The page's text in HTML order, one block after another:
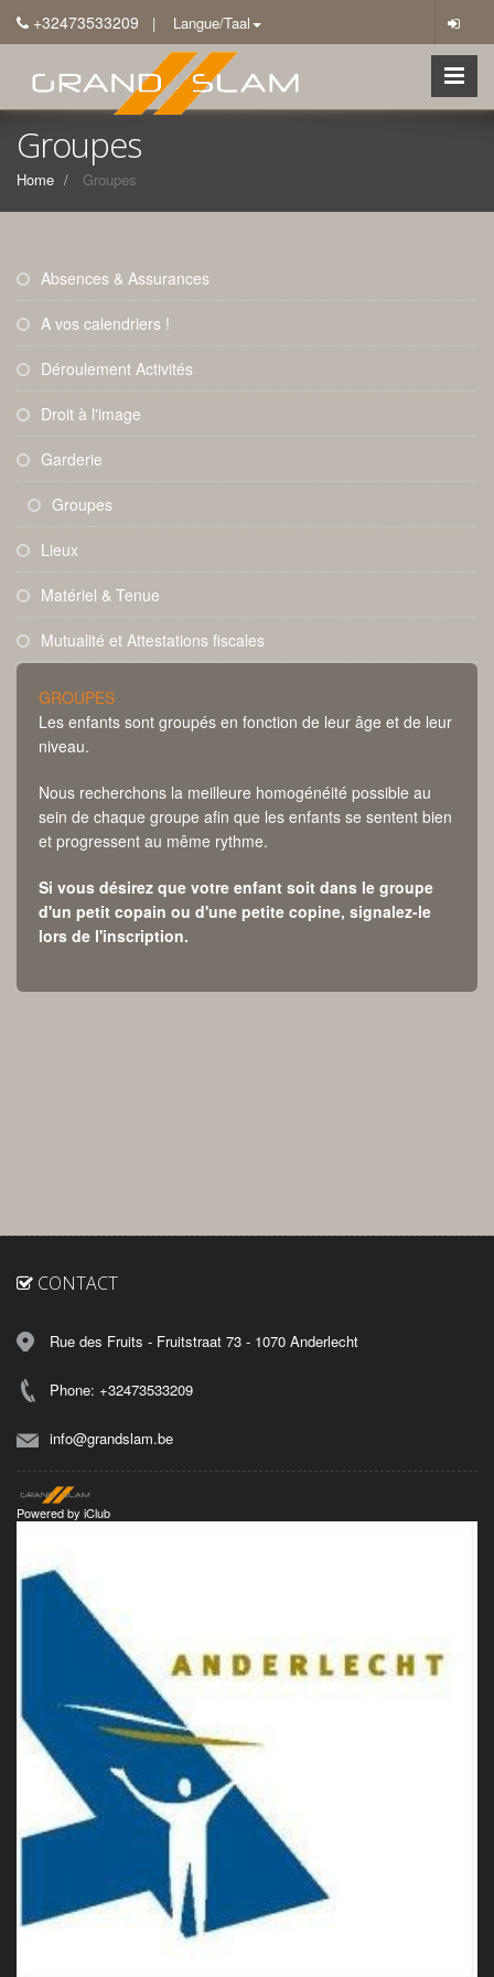
+32473533209 | Langue/Taal
Groupes
Home Groupes
Absences & Assurances
A vos calendriers !
Déroulement Activités
Droit à l'image
Garderie
Groupes
Lieux
Matériel & Tenue
Mutualité et Attestations fiscales
GROUPES
Les enfants sont groupés en fonction de leur âge et de leur
niveau.
Nous recherchons la meilleure homogénéité possible au
sein de chaque groupe afin que les enfants se sentent bien
et progressent au même rythme.
Si vous désirez que votre enfant soit dans le groupe
d'un petit copain ou d'une petite copine, signalez-le
lors de l'inscription.
CONTACT
Rue des Fruits - Fruitstraat 73 - 1070 Anderlecht
Phone: +32473533209
info@grandslam.be
Powered by iClub